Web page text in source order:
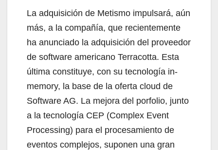
La adquisición de Metismo impulsará, aún
más, a la compañía, que recientemente
ha anunciado la adquisición del proveedor
de software americano Terracotta. Esta
última constituye, con su tecnología in-
memory, la base de la oferta cloud de
Software AG. La mejora del porfolio, junto
a la tecnología CEP (Complex Event
Processing) para el procesamiento de
eventos complejos, suponen una gran